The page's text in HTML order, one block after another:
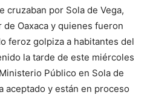
cruzaban por Sola de Vega,
Oaxaca y quienes fueron
feroz golpiza a habitantes del
la tarde de este miércoles
Público en Sola de
aceptado y están en proceso